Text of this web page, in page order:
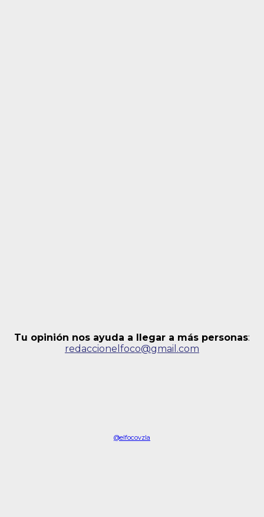
Tu opinión nos ayuda a llegar a más personas:
redaccionelfoco@gmail.com
@elfocovzla